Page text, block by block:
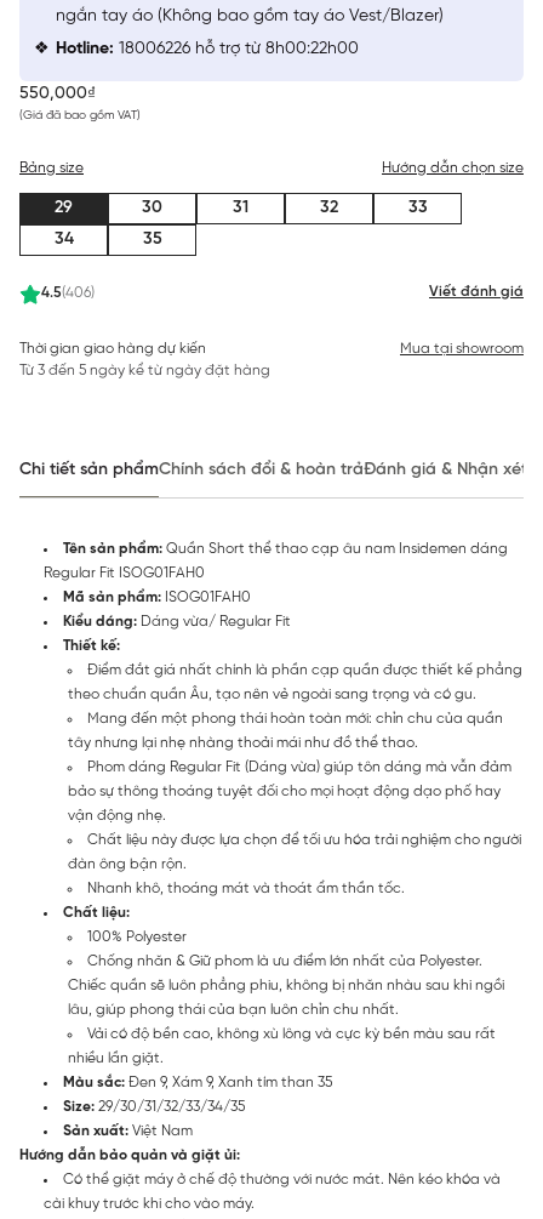
550,000₫
(Giá đã bao gồm VAT)
4.5(406) Viết đánh giá
Bảng size Hướng dẫn chọn size
29 30 31 32
33
34
35
Thời gian giao hàng dự kiến
Từ 3 đến 5 ngày kể từ ngày đặt hàng
Mua tại showroom
ngắn tay áo (Không bao gồm tay áo Vest/Blazer)
Hotline: 18006226 hỗ trợ từ 8h00:22h00
Chi tiết sản phẩmChính sách đổi & hoàn trảĐánh giá & Nhận xét
Tên sản phẩm: Quần Short thể thao cạp âu nam Insidemen dáng
Regular Fit ISOG01FAH0
Mã sản phẩm: ISOG01FAH0
Kiểu dáng: Dáng vừa/ Regular Fit
Thiết kế:
Điểm đắt giá nhất chính là phần cạp quần được thiết kế phẳng
theo chuẩn quần Âu, tạo nên vẻ ngoài sang trọng và có gu.
Mang đến một phong thái hoàn toàn mới: chỉn chu của quần
tây nhưng lại nhẹ nhàng thoải mái như đồ thể thao.
Phom dáng Regular Fit (Dáng vừa) giúp tôn dáng mà vẫn đảm
bảo sự thông thoáng tuyệt đối cho mọi hoạt động dạo phố hay
vận động nhẹ.
Chất liệu này được lựa chọn để tối ưu hóa trải nghiệm cho người
đàn ông bận rộn.
Nhanh khô, thoáng mát và thoát ẩm thần tốc.
Chất liệu:
100% Polyester
Chống nhăn & Giữ phom là ưu điểm lớn nhất của Polyester.
Chiếc quần sẽ luôn phẳng phiu, không bị nhăn nhàu sau khi ngồi
lâu, giúp phong thái của bạn luôn chỉn chu nhất.
Vải có độ bền cao, không xù lông và cực kỳ bền màu sau rất
nhiều lần giặt.
Màu sắc: Đen 9, Xám 9, Xanh tím than 35
Size: 29/30/31/32/33/34/35
Sản xuất: Việt Nam
Hướng dẫn bảo quản và giặt ủi:
Có thể giặt máy ở chế độ thường với nước mát. Nên kéo khóa và
cài khuy trước khi cho vào máy.